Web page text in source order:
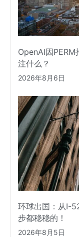
OpenAI因
注什么？
2026年8月6日
环球出国：从I-
步都稳稳的！
2026年8月5日